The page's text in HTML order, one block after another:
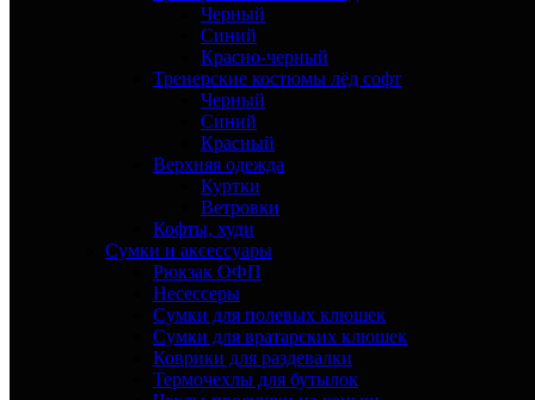
Черный
Синий
Красно-черный
Тренерские костюмы лёд софт
Черный
Синий
Красный
Верхняя одежда
Куртки
Ветровки
Кофты, худи
Сумки и аксессуары
Рюкзак ОФП
Несессеры
Сумки для полевых клюшек
Сумки для вратарских клюшек
Коврики для раздевалки
Термочехлы для бутылок